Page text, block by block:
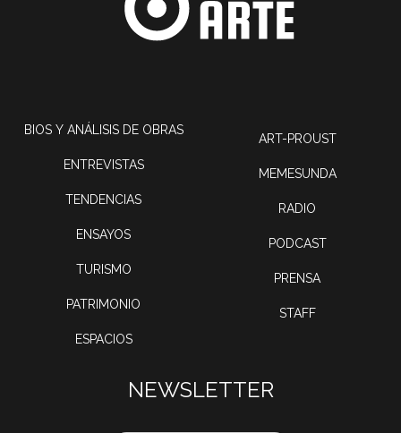
BIOS Y ANÁLISIS DE OBRAS
ENTREVISTAS
TENDENCIAS
ENSAYOS
TURISMO
PATRIMONIO
ESPACIOS
ART-PROUST
MEMESUNDA
RADIO
PODCAST
PRENSA
STAFF
NEWSLETTER